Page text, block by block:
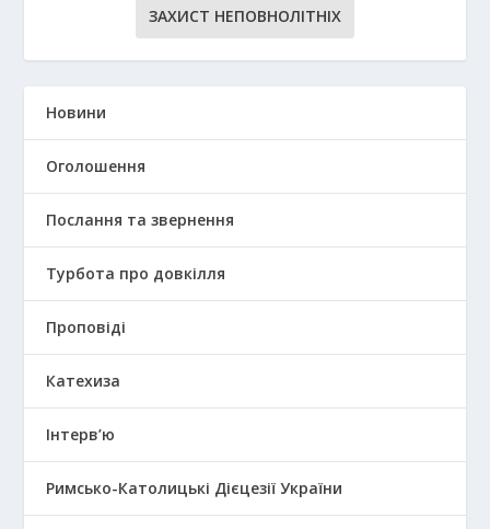
ЗАХИСТ НЕПОВНОЛІТНІХ
Новини
Оголошення
Послання та звернення
Турбота про довкілля
Проповіді
Катехиза
Інтерв’ю
Римсько-Католицькі Дієцезії України